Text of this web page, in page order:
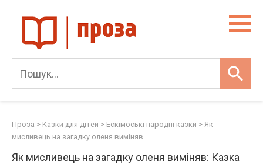
content
Проза > Казки для дітей > Ескімоські народні казки > Як
мисливець на загадку оленя виміняв
Як мисливець на загадку оленя виміняв: Казка